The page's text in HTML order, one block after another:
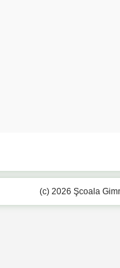
(c) 2026 Şcoala